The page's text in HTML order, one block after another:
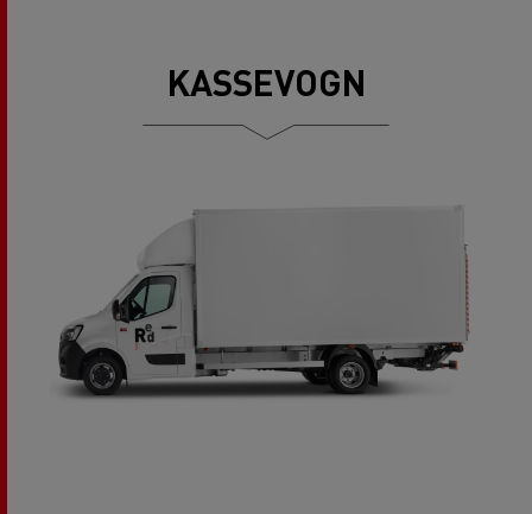
KASSEVOGN